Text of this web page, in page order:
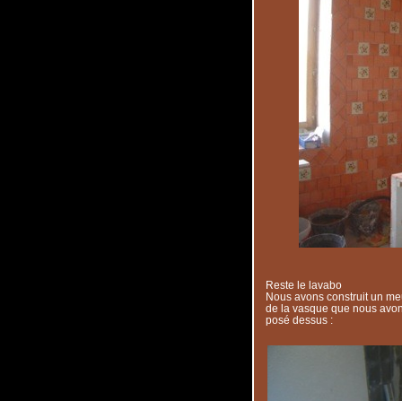
Reste le lavabo
Nous avons construit un
de la vasque que nous
posé dessus :